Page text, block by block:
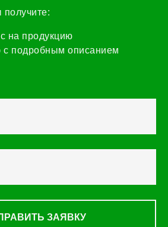
на продукцию
с подробным описанием
ЗАЯВКУ